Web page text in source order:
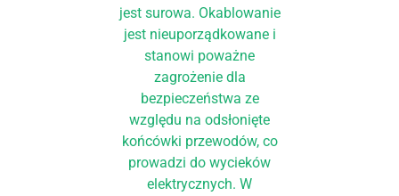
jest surowa. Okablowanie
jest nieuporządkowane i
stanowi poważne
zagrożenie dla
bezpieczeństwa ze
względu na odsłonięte
końcówki przewodów, co
prowadzi do wycieków
elektrycznych. W